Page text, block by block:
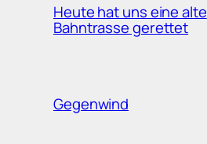
Heute hat uns eine alte
Bahntrasse gerettet
Gegenwind